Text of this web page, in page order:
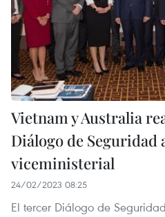
Vietnam y Australia
Diálogo de Seguridad
viceministerial
24/02/2023 08:25
El tercer Diálogo de